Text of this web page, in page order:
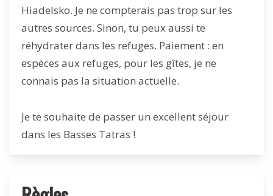
Hiadelsko. Je ne compterais pas trop sur les
autres sources. Sinon, tu peux aussi te
réhydrater dans les refuges. Paiement : en
espèces aux refuges, pour les gîtes, je ne
connais pas la situation actuelle.
Je te souhaite de passer un excellent séjour
dans les Basses Tatras !